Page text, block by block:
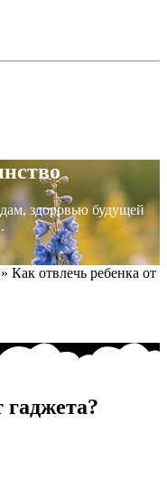
здоровью будущей
» Как отвлечь ребенка от
гаджета?